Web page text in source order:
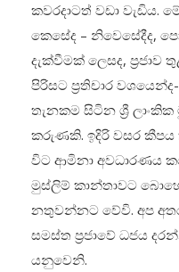
කවරදාටත් වඩා වැඩිය.
කෙසේද – නිවෙසේදීද,
දැක්වීමක් ලෙසද,
පිරිසට ප්‍රතිචාර
තැනකම සිටින ශ්‍රී
කරුණකි. ඉදිරි වසර කීපය
විට ආමිනා අවධාරණය
මුස්ලිම් කාන්තාවට
නතුවන්නට වේවි. අප
සමස්ත ප්‍රජාවේ ධජය
යනුවෙනි.